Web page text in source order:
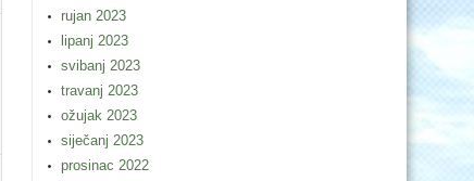
rujan 2023
lipanj 2023
svibanj 2023
travanj 2023
ožujak 2023
siječanj 2023
prosinac 2022